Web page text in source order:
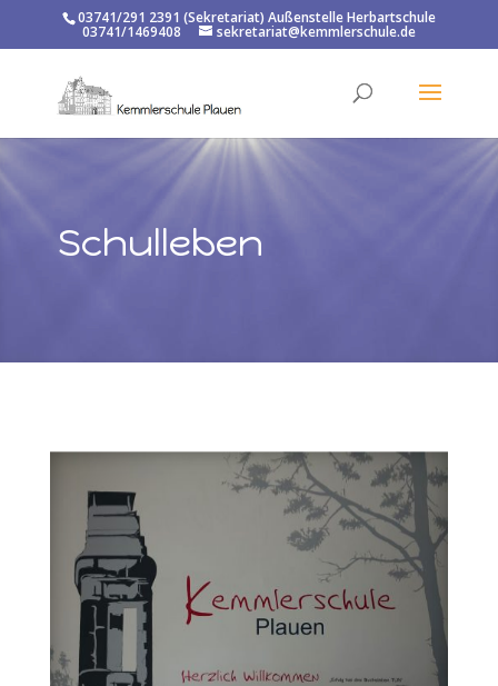
03741/291 2391 (Sekretariat) Außenstelle Herbartschule
03741/1469408 sekretariat@kemmlerschule.de
Schulleben